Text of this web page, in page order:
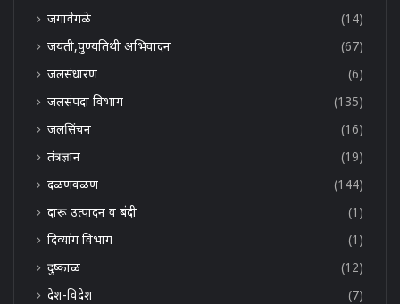
जगावेगळे
(14)
जयंती,पुण्यतिथी अभिवादन
(67)
जलसंधारण
(6)
जलसंपदा विभाग
(135)
जलसिंचन
(16)
तंत्रज्ञान
(19)
दळणवळण
(144)
दारू उत्पादन व बंदी
(1)
दिव्यांग विभाग
(1)
दुष्काळ
(12)
देश-विदेश
(7)